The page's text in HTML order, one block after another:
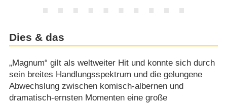
Dies & das
„Magnum“ gilt als weltweiter Hit und konnte sich durch
sein breites Handlungsspektrum und die gelungene
Abwechslung zwischen komisch-albernen und
dramatisch-ernsten Momenten eine große